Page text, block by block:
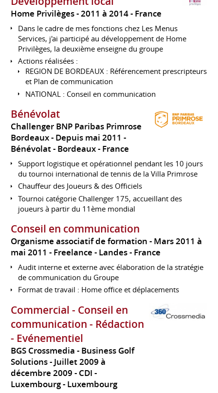
Home Privilèges 2011 à 2014 France
Dans le cadre de mes fonctions chez Les Menus
Services, j'ai participé au développement de Home
Privilèges, la deuxième enseigne du groupe
Actions réalisées :
REGION DE BORDEAUX : Référencement prescripteurs
et Plan de communication
NATIONAL : Conseil en communication
Bénévolat
Challenger BNP Paribas Primrose
Bordeaux
Depuis mai 2011
Bénévolat
Bordeaux France
Support logistique et opérationnel pendant les 10 jours
du tournoi international de tennis de la Villa Primrose
Chauffeur des Joueurs & des Officiels
Tournoi catégorie Challenger 175, accueillant des
joueurs à partir du 11ème mondial
Conseil en communication
Organisme associatif de formation
Mars 2011 à
mai 2011 Freelance Landes France
Audit interne et externe avec élaboration de la stratégie
de communication du Groupe
Format de travail : Home office et déplacements
Commercial - Conseil en
communication - Rédaction
- Evénementiel
BGS Crossmedia - Business Golf
Solutions
Juillet 2009 à
décembre 2009 CDI
Luxembourg
Luxembourg